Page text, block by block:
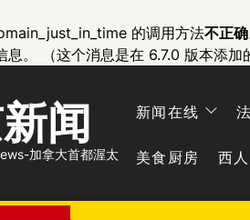
的调用方法不正确
息。 （这个消息是在 6.7.0 版本添加
闻
加拿大首都渥太
新闻在线
美食厨房 西